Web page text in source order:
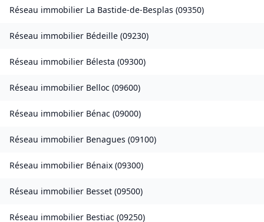
Réseau immobilier La Bastide-de-Besplas (09350)
Réseau immobilier Bédeille (09230)
Réseau immobilier Bélesta (09300)
Réseau immobilier Belloc (09600)
Réseau immobilier Bénac (09000)
Réseau immobilier Benagues (09100)
Réseau immobilier Bénaix (09300)
Réseau immobilier Besset (09500)
Réseau immobilier Bestiac (09250)